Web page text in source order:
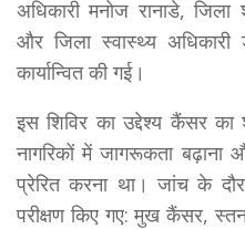
अधिकारी मनोज रानाडे,
और जिला स्वास्थ्य अधिकारी
कार्यान्वित की गई।
इस शिविर का उद्देश्य कैंसर का
नागरिकों में जागरूकता
प्रेरित करना था। जांच के
परीक्षण किए गए: मुख कैंसर,